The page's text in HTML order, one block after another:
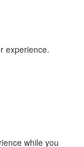
experience.
while you